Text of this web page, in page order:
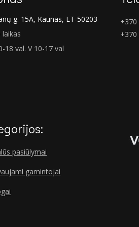
g. 15A, Kaunas, LT-50203
18 val. V 10-17 val
+370
+370
pasiūlymai
gamintojai